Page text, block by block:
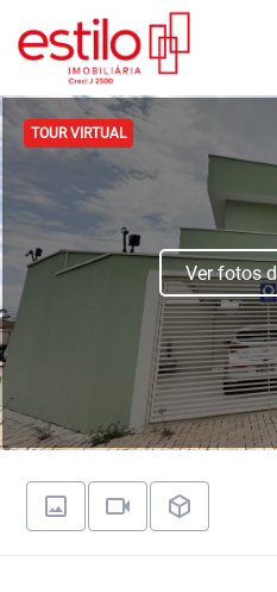
TOUR VIRTUAL
Ver fotos